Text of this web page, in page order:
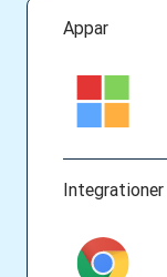
Appar
Integrationer